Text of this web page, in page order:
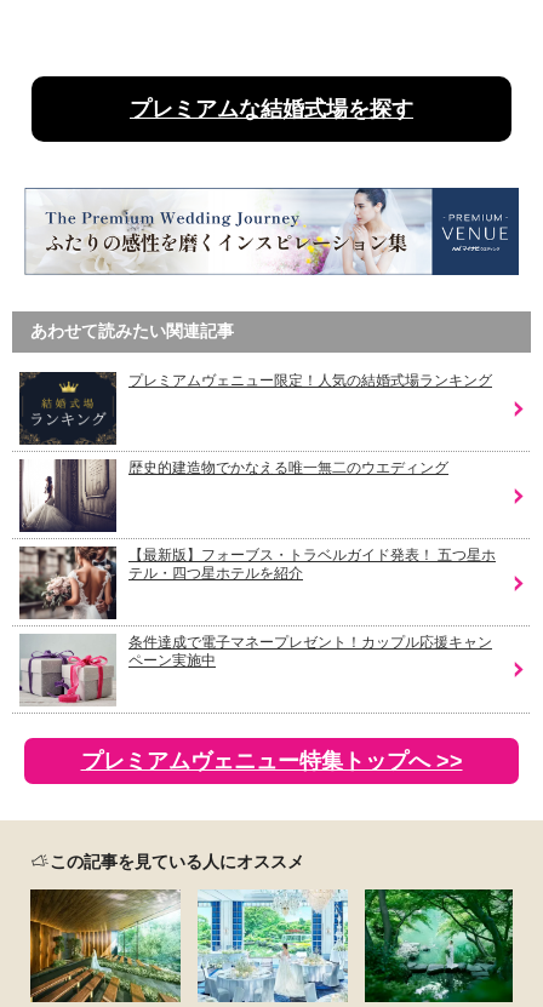
プレミアムな結婚式場を探す
あわせて読みたい関連記事
プレミアムヴェニュー限定！人気の結婚式場ランキング
歴史的建造物でかなえる唯一無二のウエディング
【最新版】フォーブス・トラベルガイド発表！ 五つ星ホ
テル・四つ星ホテルを紹介
条件達成で電子マネープレゼント！カップル応援キャン
ペーン実施中
プレミアムヴェニュー特集トップへ >>
この記事を見ている人にオススメ